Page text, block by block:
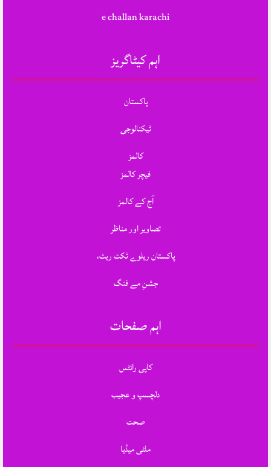
e challan karachi
اہم کیٹاگریز
پاکستان
ٹیکنالوجی
کالمز
فیچر کالمز
آج کے کالمز
تصاویر اور مناظر
پاکستان ریلوے ٹکٹ ریٹ،
جشنِ مے فنگ
اہم صفحات
کاپی رائٹس
دلچسپ و عجیب
صحت
ملٹی میڈیا